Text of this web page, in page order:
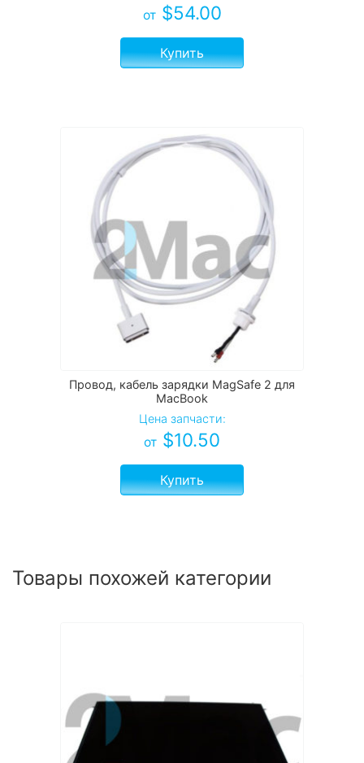
от $54.00
Купить
Провод, кабель зарядки MagSafe 2 для
MacBook
Цена запчасти:
от $10.50
Купить
Товары похожей категории